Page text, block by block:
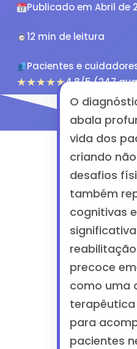
Publicado em Abril de
12 min de leitura
Pacientes e
★★★★★4.8/5 (247
O
abala
vida dos
criando
desafios
também
cognitivas
precoce
como uma
terapêutica
para
pacientes